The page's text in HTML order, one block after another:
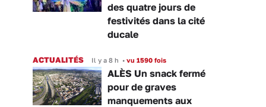
des quatre jours de
festivités dans la cité
ducale
ACTUALITÉS Il y a 8 h • vu 1590 fois
ALÈS Un snack fermé
pour de graves
manquements aux